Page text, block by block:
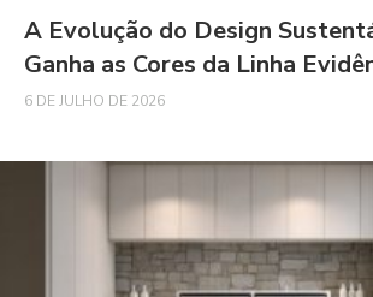
A Evolução do Design
Ganha as Cores da Linha
6 DE JULHO DE 2026